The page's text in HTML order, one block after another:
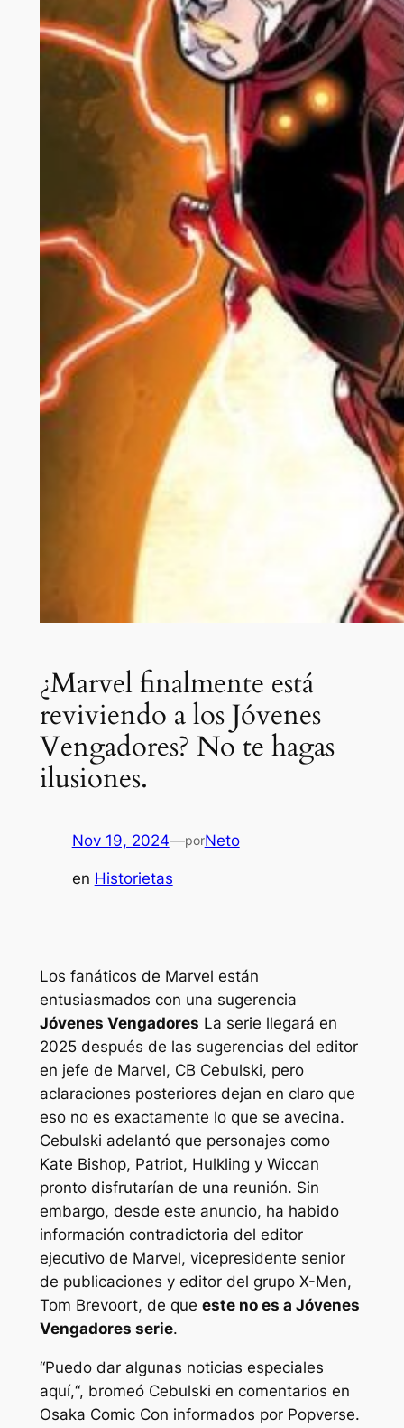
¿Marvel finalmente está
reviviendo a los Jóvenes
Vengadores? No te hagas
ilusiones.
Nov 19, 2024—porNeto
en Historietas
Los fanáticos de Marvel están
entusiasmados con una sugerencia
Jóvenes Vengadores La serie llegará en
2025 después de las sugerencias del editor
en jefe de Marvel, CB Cebulski, pero
aclaraciones posteriores dejan en claro que
eso no es exactamente lo que se avecina.
Cebulski adelantó que personajes como
Kate Bishop, Patriot, Hulkling y Wiccan
pronto disfrutarían de una reunión. Sin
embargo, desde este anuncio, ha habido
información contradictoria del editor
ejecutivo de Marvel, vicepresidente senior
de publicaciones y editor del grupo X-Men,
Tom Brevoort, de que este no es a Jóvenes
Vengadores serie.
“Puedo dar algunas noticias especiales
aquí,“, bromeó Cebulski en comentarios en
Osaka Comic Con informados por Popverse.